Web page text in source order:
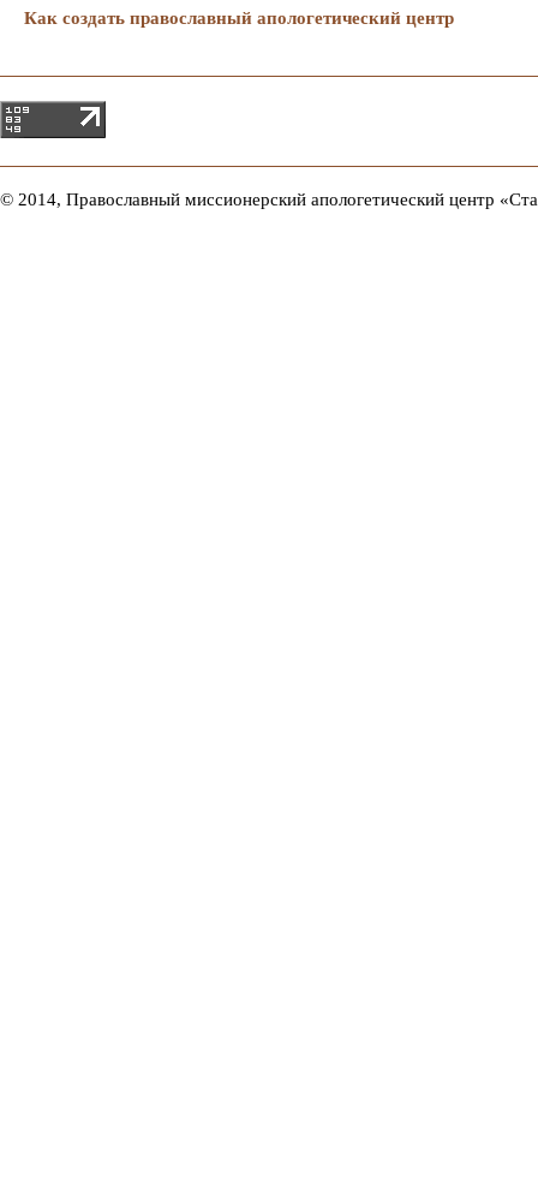
Как создать православный апологетический центр
© 2014, Православный миссионерский апологетический центр